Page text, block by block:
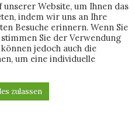
Website, um Ihnen das
indem wir uns an Ihre
Besuche erinnern. Wenn Sie
Sie der Verwendung
jedoch auch die
um eine individuelle
zulassen